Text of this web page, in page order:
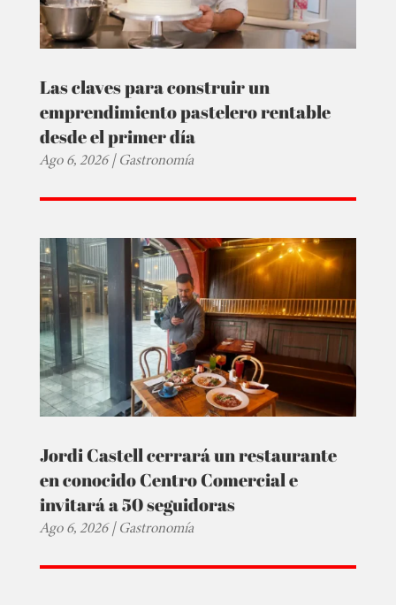
Las claves para construir un
emprendimiento pastelero rentable
desde el primer día
Ago 6, 2026|Gastronomía
Jordi Castell cerrará un restaurante
en conocido Centro Comercial e
invitará a 50 seguidoras
Ago 6, 2026|Gastronomía